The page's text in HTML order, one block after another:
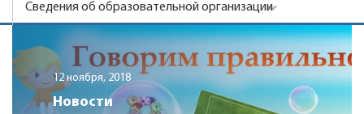
Сведения об образовательной организации
Новости
Родителям
Фотоальбомы
12 ноября, 2018
Новости